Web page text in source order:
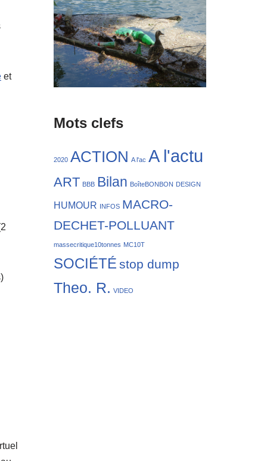
et
Mots clefs
2020 ACTION A l'ac A l'actu
ART BBB Bilan BoîteBONBON DESIGN
HUMOUR INFOS MACRO-
DECHET-POLLUANT
massecritique10tonnes MC10T
SOCIÉTÉ stop dump
Theo. R. VIDEO